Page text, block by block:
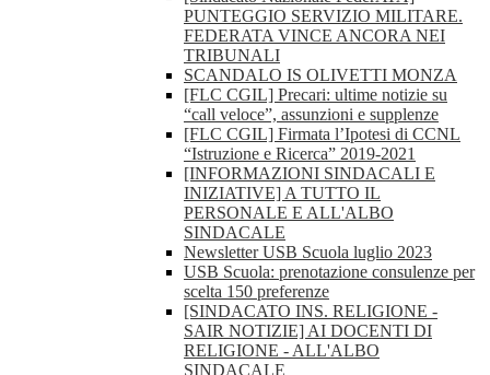
PUNTEGGIO SERVIZIO MILITARE.
FEDERATA VINCE ANCORA NEI
TRIBUNALI
SCANDALO IS OLIVETTI MONZA
[FLC CGIL] Precari: ultime notizie su
“call veloce”, assunzioni e supplenze
[FLC CGIL] Firmata l’Ipotesi di CCNL
“Istruzione e Ricerca” 2019-2021
[INFORMAZIONI SINDACALI E
INIZIATIVE] A TUTTO IL
PERSONALE E ALL'ALBO
SINDACALE
Newsletter USB Scuola luglio 2023
USB Scuola: prenotazione consulenze per
scelta 150 preferenze
[SINDACATO INS. RELIGIONE -
SAIR NOTIZIE] AI DOCENTI DI
RELIGIONE - ALL'ALBO
SINDACALE